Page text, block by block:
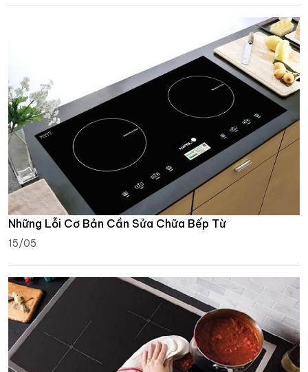
Những Lỗi Cơ Bản Cần Sửa Chữa Bếp Từ
15/05